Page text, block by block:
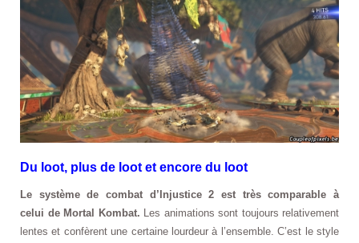
Du loot, plus de loot et encore du loot
Le système de combat d’Injustice 2 est très comparable à
celui de Mortal Kombat. Les animations sont toujours relativement
lentes et confèrent une certaine lourdeur à l’ensemble. C’est le style